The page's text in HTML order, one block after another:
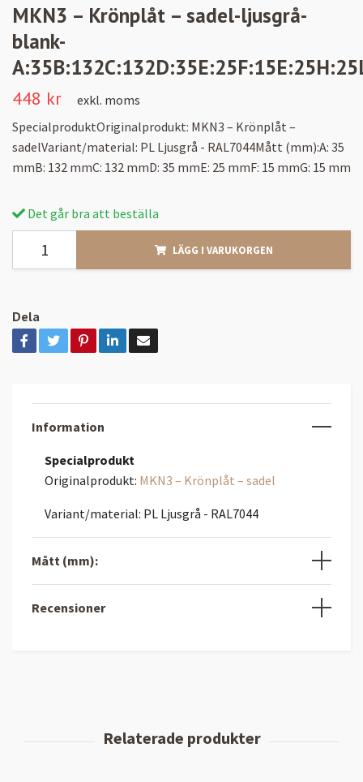
MKN3 – Krönplåt – sadel-ljusgrå-
blank-
448 kr
exkl. moms
SpecialproduktOriginalprodukt: MKN3 – Krönplåt –
sadelVariant/material: PL Ljusgrå - RAL7044Mått (mm):A: 35
mmB: 132 mmC: 132 mmD: 35 mmE: 25 mmF: 15 mmG: 15 mm
Det går bra att beställa
LÄGG I VARUKORGEN
Dela
Information
Specialprodukt
Originalprodukt: MKN3 – Krönplåt – sadel
Variant/material: PL Ljusgrå - RAL7044
Mått (mm):
Recensioner